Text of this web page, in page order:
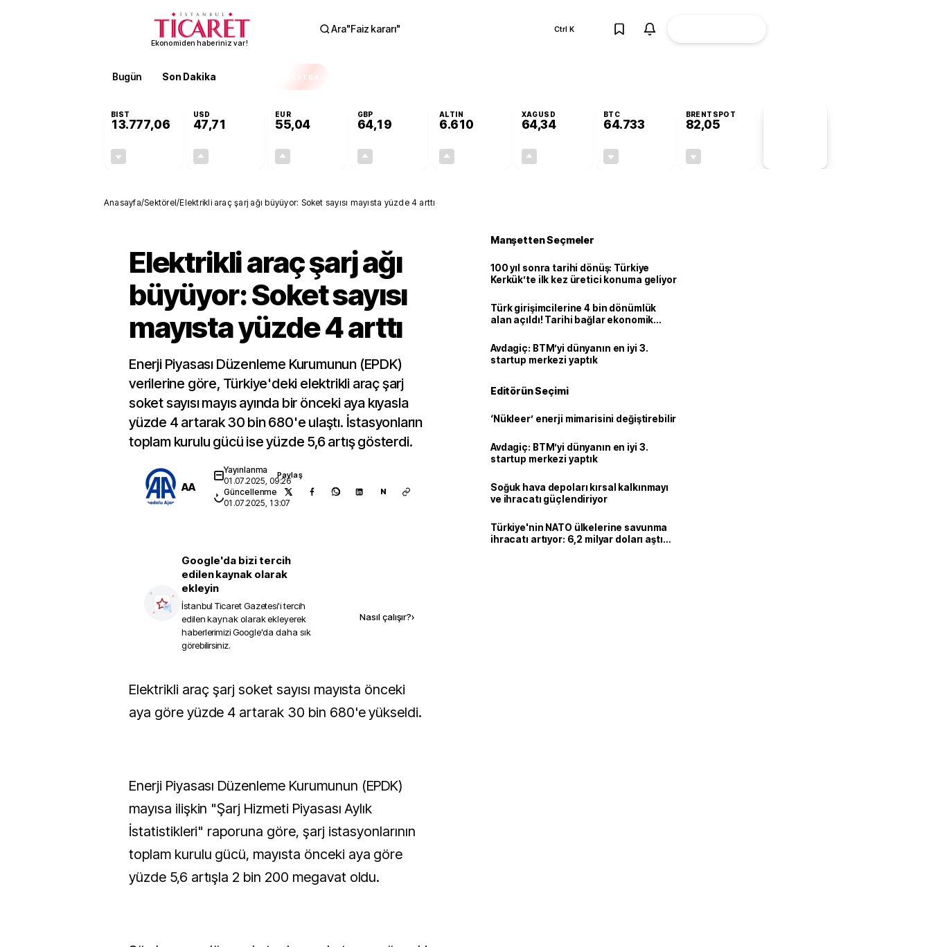
Ekonomiden haberiniz var!
Ara"Faiz kararı" Ctrl K
Bugün Son Dakika EKSTRA
BIST
13.777,06
USD
47,71
EUR
55,04
GBP
64,19
ALTIN
6.610
XAGUSD
64,34
BTC
64.733
BRENTSPOT
82,05
Anasayfa/Sektörel/Elektrikli araç şarj ağı büyüyor: Soket sayısı mayısta yüzde 4 arttı
Elektrikli araç şarj ağı
büyüyor: Soket sayısı
mayısta yüzde 4 arttı
Enerji Piyasası Düzenleme Kurumunun (EPDK)
verilerine göre, Türkiye'deki elektrikli araç şarj
soket sayısı mayıs ayında bir önceki aya kıyasla
yüzde 4 artarak 30 bin 680'e ulaştı. İstasyonların
toplam kurulu gücü ise yüzde 5,6 artış gösterdi.
AA
Yayınlanma
01.07.2025, 09:26
Güncellenme
01.07.2025, 13:07
Paylaş
N
Google'da bizi tercih
edilen kaynak olarak
ekleyin
İstanbul Ticaret Gazetesi'i tercih
edilen kaynak olarak ekleyerek
haberlerimizi Google'da daha sık
görebilirsiniz.
Nasıl çalışır?›
Elektrikli araç şarj soket sayısı mayısta önceki
aya göre yüzde 4 artarak 30 bin 680'e yükseldi.
Enerji Piyasası Düzenleme Kurumunun (EPDK)
mayısa ilişkin "Şarj Hizmeti Piyasası Aylık
İstatistikleri" raporuna göre, şarj istasyonlarının
toplam kurulu gücü, mayısta önceki aya göre
yüzde 5,6 artışla 2 bin 200 megavat oldu.
Manşetten Seçmeler
100 yıl sonra tarihi dönüş: Türkiye
Kerkük’te ilk kez üretici konuma geliyor
Türk girişimcilerine 4 bin dönümlük
alan açıldı! Tarihi bağlar ekonomik
Avdagiç: BTM’yi dünyanın en iyi 3.
startup merkezi yaptık
Editörün Seçimi
‘Nükleer’ enerji mimarisini değiştirebilir
Avdagiç: BTM’yi dünyanın en iyi 3.
startup merkezi yaptık
Soğuk hava depoları kırsal kalkınmayı
ve ihracatı güçlendiriyor
Türkiye'nin NATO ülkelerine savunma
ihracatı artıyor: 6,2 milyar doları aştı